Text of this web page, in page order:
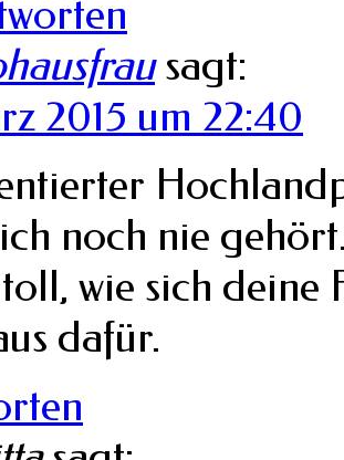
sagt:
2015 um 22:40
noch nie
toll, wie sich
dafür.